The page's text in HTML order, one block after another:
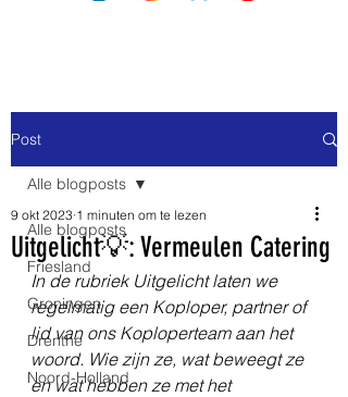
Post
Alle blogposts
Friesland
Groningen
Drenthe
Noord-Holland
Alle blogposts
Uitgelicht💡: Vermeulen Catering
9 okt 2023 1 minuten om te lezen
In de rubriek Uitgelicht laten we
regelmatig een Koploper, partner of
lid van ons Koploperteam aan het
woord. Wie zijn ze, wat beweegt ze
en wat hebben ze met het